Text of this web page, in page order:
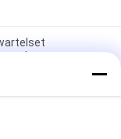
400G-FR4, 2 km
400G-DR4, 500m